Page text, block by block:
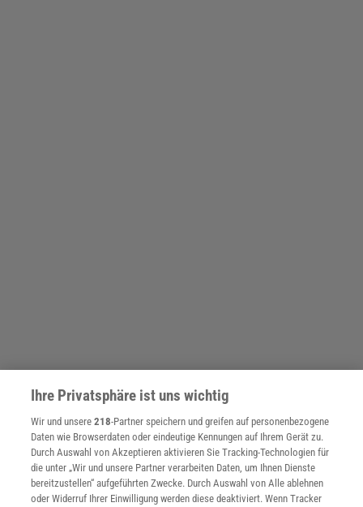
THEMENKANÄLE
Ihre Privatsphäre ist uns wichtig
Wir und unsere218-Partner speichern und greifen auf personenbezogene
Daten wie Browserdaten oder eindeutige Kennungen auf Ihrem Gerät zu.
Durch Auswahl von Akzeptieren aktivieren Sie Tracking-Technologien für
die unter „Wir und unsere Partner verarbeiten Daten, um Ihnen Dienste
bereitzustellen“ aufgeführten Zwecke. Durch Auswahl von Alle ablehnen
oder Widerruf Ihrer Einwilligung werden diese deaktiviert. Wenn Tracker